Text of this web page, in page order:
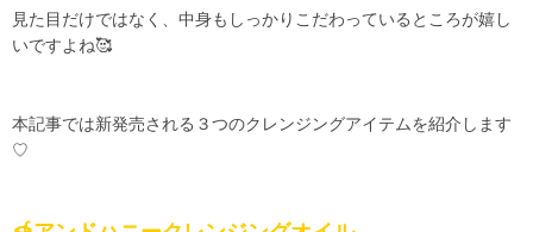
見た目だけではなく、中身もしっかりこだわっているところが嬉し
いですよね🥰
本記事では新発売される３つのクレンジングアイテムを紹介します
♡